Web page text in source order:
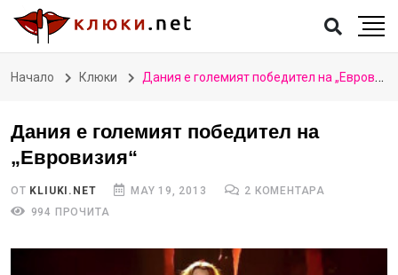
Начало Клюки Дания е големият победител на „Евровизия“
Дания е големият победител на
„Евровизия“
ОТ KLIUKI.NET MAY 19, 2013
2 КОМЕНТАРА
994 ПРОЧИТА